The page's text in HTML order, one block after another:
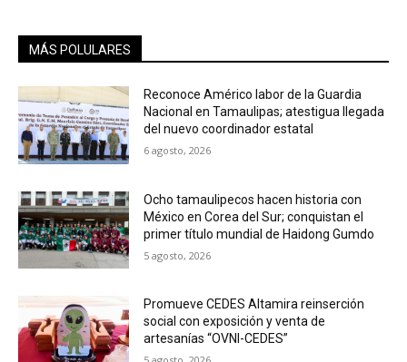
MÁS POLULARES
Reconoce Américo labor de la Guardia
Nacional en Tamaulipas; atestigua llegada
del nuevo coordinador estatal
6 agosto, 2026
Ocho tamaulipecos hacen historia con
México en Corea del Sur; conquistan el
primer título mundial de Haidong Gumdo
5 agosto, 2026
Promueve CEDES Altamira reinserción
social con exposición y venta de
artesanías “OVNI-CEDES”